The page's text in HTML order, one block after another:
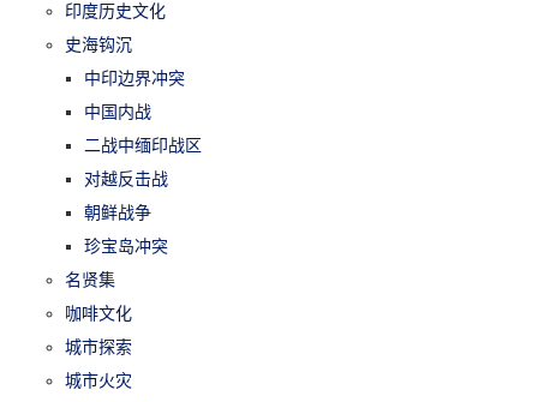
印度历史文化
史海钩沉
中印边界冲突
中国内战
二战中缅印战区
对越反击战
朝鲜战争
珍宝岛冲突
名贤集
咖啡文化
城市探索
城市火灾